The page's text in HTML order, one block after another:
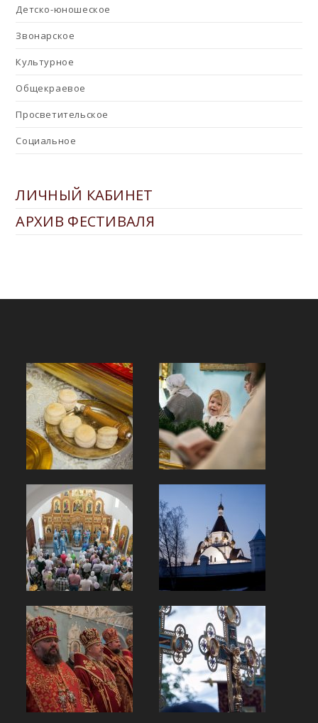
Детско-юношеское
Звонарское
Культурное
Общекраевое
Просветительское
Социальное
ЛИЧНЫЙ КАБИНЕТ
АРХИВ ФЕСТИВАЛЯ